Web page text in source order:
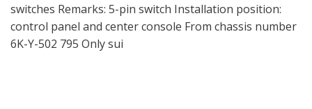
switches Remarks: 5-pin switch Installation position:
control panel and center console From chassis number
6K-Y-502 795 Only sui